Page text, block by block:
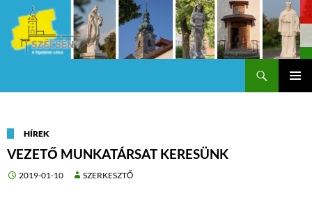
HÍREK
VEZETŐ MUNKATÁRSAT KERESÜNK
2019-01-10 SZERKESZTŐ